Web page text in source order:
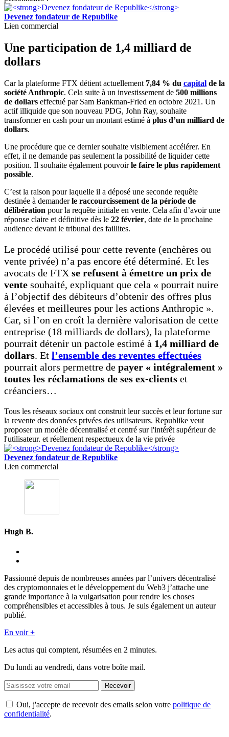
Devenez fondateur de Republike
Lien commercial
Une participation de 1,4 milliard de
dollars
Car la plateforme FTX détient actuellement 7,84 % du capital de la
société Anthropic. Cela suite à un investissement de 500 millions
de dollars effectué par Sam Bankman-Fried en octobre 2021. Un
actif illiquide que son nouveau PDG, John Ray, souhaite
transformer en cash pour un montant estimé à plus d’un milliard de
dollars.
Une procédure que ce dernier souhaite visiblement accélérer. En
effet, il ne demande pas seulement la possibilité de liquider cette
position. Il souhaite également pouvoirle faire le plus rapidement
possible.
C’est la raison pour laquelle il a déposé une seconde requête
destinée à demanderle raccourcissement de la période de
délibération pour la requête initiale en vente. Cela afin d’avoir une
réponse claire et définitive dès le 22 février, date de la prochaine
audience devant le tribunal des faillites.
Le procédé utilisé pour cette revente (enchères ou
vente privée) n’a pas encore été déterminé. Et les
avocats de FTX se refusent à émettre un prix de
vente souhaité, expliquant que cela « pourrait nuire
à l’objectif des débiteurs d’obtenir des offres plus
élevées et meilleures pour les actions Anthropic ».
Car, si l’on en croît la dernière valorisation de cette
entreprise (18 milliards de dollars), la plateforme
pourrait détenir un pactole estimé à 1,4 milliard de
dollars. Et l’ensemble des reventes effectuées
pourrait alors permettre de payer « intégralement »
toutes les réclamations de ses ex-clients et
créanciers…
Tous les réseaux sociaux ont construit leur succès et leur fortune sur
la revente des données privées des utilisateurs. Republike veut
proposer un modèle décentralisé et centré sur l'intérêt supérieur de
l'utilisateur. et réellement respectueux de la vie privée
Devenez fondateur de Republike
Lien commercial
Hugh B.
Passionné depuis de nombreuses années par l’univers décentralisé
des cryptomonnaies et le développement du Web3 j’attache une
grande importance à la vulgarisation pour rendre les choses
compréhensibles et accessibles à tous. Je suis également un auteur
publié.
En voir +
Les actus qui comptent, résumées en 2 minutes.
Du lundi au vendredi, dans votre boîte mail.
Recevoir
Oui, j'accepte de recevoir des emails selon votre politique de
confidentialité.